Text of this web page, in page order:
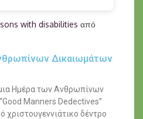
with disabilities από
Δικαιωμάτων
Ημέρα των Ανθρωπίνων
Manners Dedectives”
χριστουγεννιάτικο δέντρο